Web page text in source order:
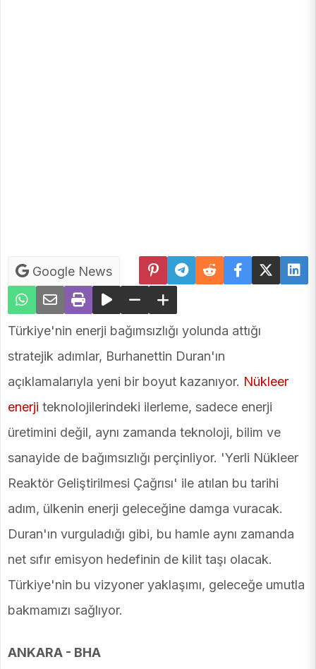
Google News
Türkiye'nin enerji bağımsızlığı yolunda attığı
stratejik adımlar, Burhanettin Duran'ın
açıklamalarıyla yeni bir boyut kazanıyor. Nükleer
enerji teknolojilerindeki ilerleme, sadece enerji
üretimini değil, aynı zamanda teknoloji, bilim ve
sanayide de bağımsızlığı perçinliyor. 'Yerli Nükleer
Reaktör Geliştirilmesi Çağrısı' ile atılan bu tarihi
adım, ülkenin enerji geleceğine damga vuracak.
Duran'ın vurguladığı gibi, bu hamle aynı zamanda
net sıfır emisyon hedefinin de kilit taşı olacak.
Türkiye'nin bu vizyoner yaklaşımı, geleceğe umutla
bakmamızı sağlıyor.
ANKARA - BHA